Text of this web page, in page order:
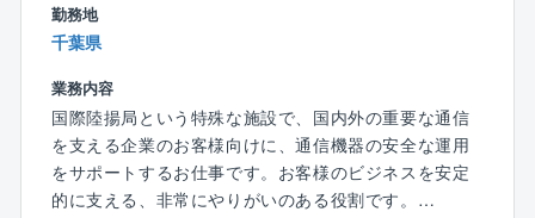
・提案段階の案件において適正な施工協力会社の選
定及び見積取得と精査、新規協力会社開拓
しと内工数の積算（営業と連携）
・社内グループ親会社ソフトバンク及び社外エンド
ユーザー、建設中建築会社(ゼネコン・サブコン)との折
衝、施工間調整
・現場施工上の安全及び品質管理、各種法令順守の
勤務地
千葉県
業務内容
国際陸揚局という特殊な施設で、国内外の重要な通信
を支える企業のお客様向けに、通信機器の安全な運用
をサポートするお仕事です。お客様のビジネスを安定
的に支える、非常にやりがいのある役割です。